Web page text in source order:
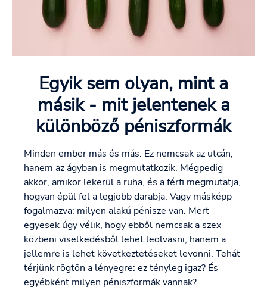
Egyik sem olyan, mint a
másik - mit jelentenek a
különböző péniszformák
Minden ember más és más. Ez nemcsak az utcán,
hanem az ágyban is megmutatkozik. Mégpedig
akkor, amikor lekerül a ruha, és a férfi megmutatja,
hogyan épül fel a legjobb darabja. Vagy másképp
fogalmazva: milyen alakú pénisze van. Mert
egyesek úgy vélik, hogy ebből nemcsak a szex
közbeni viselkedésből lehet leolvasni, hanem a
jellemre is lehet következtetéseket levonni. Tehát
térjünk rögtön a lényegre: ez tényleg igaz? És
egyébként milyen péniszformák vannak?